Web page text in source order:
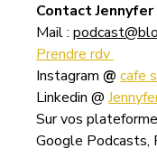
Contact
Mail :
Prendre rdv
Instagram @ cafe
Linkedin @
Sur vos
Google Podcasts,